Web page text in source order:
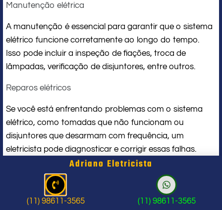
Manutenção elétrica
A manutenção é essencial para garantir que o sistema
elétrico funcione corretamente ao longo do tempo.
Isso pode incluir a inspeção de fiações, troca de
lâmpadas, verificação de disjuntores, entre outros.
Reparos elétricos
Se você está enfrentando problemas com o sistema
elétrico, como tomadas que não funcionam ou
disjuntores que desarmam com frequência, um
eletricista pode diagnosticar e corrigir essas falhas.
A iluminação adequada é fundamental em espaços
residenciais e comerciais. Profissionais podem ajudar na
Adriano Eletricista
(11) 98611-3565 (11) 98611-3565